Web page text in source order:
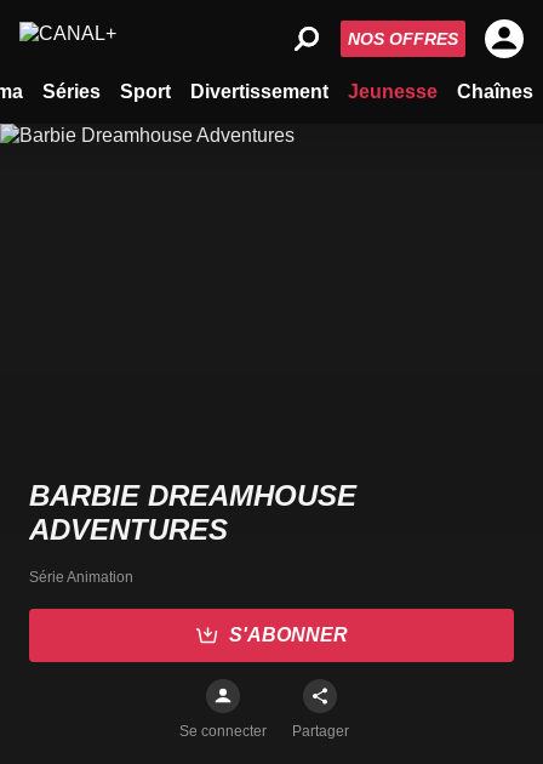
Séries Sport Divertissement Jeunesse Chaînes
NOS OFFRES
BARBIE DREAMHOUSE
ADVENTURES
Série Animation
S'ABONNER
Se connecter Partager